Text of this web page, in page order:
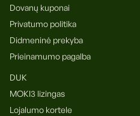
Dovanų kuponai
Privatumo politika
Didmeninė prekyba
Prieinamumo pagalba
DUK
MOKI3 lizingas
Lojalumo kortele